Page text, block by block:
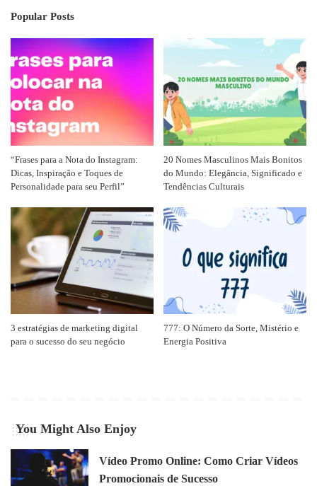
Popular Posts
“Frases para a Nota do Instagram:
Dicas, Inspiração e Toques de
Personalidade para seu Perfil”
20 Nomes Masculinos Mais Bonitos
do Mundo: Elegância, Significado e
Tendências Culturais
3 estratégias de marketing digital
para o sucesso do seu negócio
777: O Número da Sorte, Mistério e
Energia Positiva
You Might Also Enjoy
Vídeo Promo Online: Como Criar Vídeos
Promocionais de Sucesso